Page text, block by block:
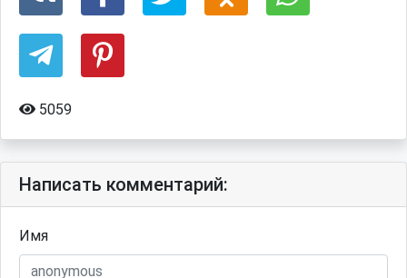
5059
Написать комментарий:
Имя